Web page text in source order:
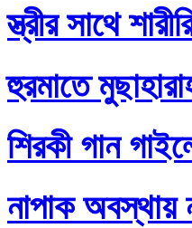
স্ত্রীর সাথে
হুরমাতে
শিরকী গান
নাপাক অবস্থায়